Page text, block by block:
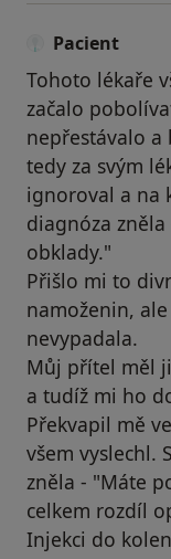
Pacient
Tohoto lékaře
začalo
nepřestávalo a
tedy za svým
ignoroval a na
diagnóza
obklady."
Přišlo mi to
namoženin,
nevypadala.
Můj přítel měl
a tudíž mi ho
Překvapil mě
všem vyslechl.
zněla - "Máte
celkem rozdíl
Injekci do